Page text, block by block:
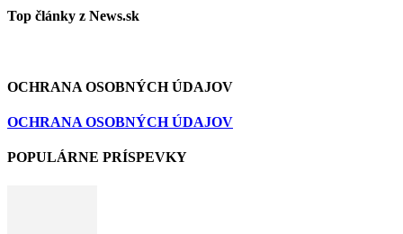
Top články z News.sk
OCHRANA OSOBNÝCH ÚDAJOV
OCHRANA OSOBNÝCH ÚDAJOV
POPULÁRNE PRÍSPEVKY